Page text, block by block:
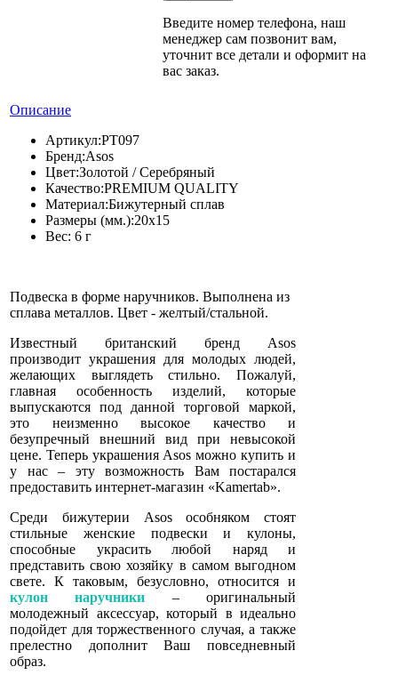
Введите номер телефона, наш
менеджер сам позвонит вам,
уточнит все детали и оформит на
вас заказ.
Описание
Артикул:PT097
Бренд:Asos
Цвет:Золотой / Серебряный
Качество:PREMIUM QUALITY
Материал:Бижутерный сплав
Размеры (мм.):20х15
Вес: 6 г
Подвеска в форме наручников. Выполнена из
сплава металлов. Цвет - желтый/стальной.
Известный британский бренд Asos
производит украшения для молодых людей,
желающих выглядеть стильно. Пожалуй,
главная особенность изделий, которые
выпускаются под данной торговой маркой,
это неизменно высокое качество и
безупречный внешний вид при невысокой
цене. Теперь украшения Asos можно купить и
у нас – эту возможность Вам постарался
предоставить интернет-магазин «Kamertab».
Среди бижутерии Asos особняком стоят
стильные женские подвески и кулоны,
способные украсить любой наряд и
представить свою хозяйку в самом выгодном
свете. К таковым, безусловно, относится и
кулон наручники – оригинальный
молодежный аксессуар, который в идеально
подойдет для торжественного случая, а также
прелестно дополнит Ваш повседневный
образ.